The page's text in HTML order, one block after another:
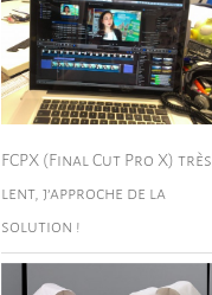
FCPX (Final Cut Pro X) très
lent, j’approche de la
solution !